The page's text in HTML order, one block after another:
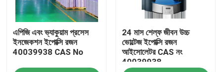
ভিআর শো
আমাদের সম্পর্কে
এপিজি এবং ভ্যাকুয়াম প্রসেস
ইনজেকশন ইপোক্সি রজন
40039938 CAS No
24 মাস শেল্ফ জীবন উচ্চ
ভোল্টেজ ইপোক্সি রজন
আইসোলেটর CAS নং
40039938